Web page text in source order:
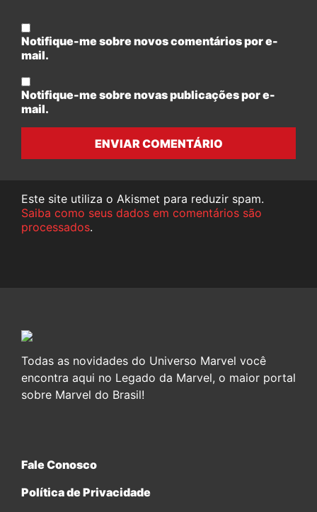
Notifique-me sobre novos comentários por e-
mail.
Notifique-me sobre novas publicações por e-
mail.
ENVIAR COMENTÁRIO
Este site utiliza o Akismet para reduzir spam.
Saiba como seus dados em comentários são
processados.
Todas as novidades do Universo Marvel você
encontra aqui no Legado da Marvel, o maior portal
sobre Marvel do Brasil!
Fale Conosco
Política de Privacidade